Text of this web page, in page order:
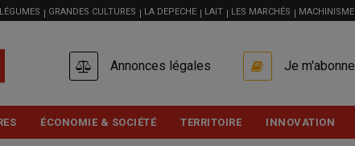
GRANDES CULTURES LA DEPECHE LAIT LES MARCHÉS MACHINISME
ACCOUNT
Annonces légales Je m'abonne
ÉCONOMIE & SOCIÉTÉ TERRITOIRE INNOVATION